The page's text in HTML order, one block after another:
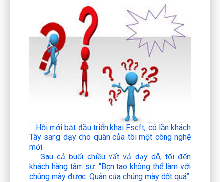
Hồi mới bắt đầu triển khai Fsoft, có lần khách
Tây sang dạy cho quân của tôi một công nghệ
mới.
Sau cả buổi chiều vất vả dạy dỗ, tối đến
khách hàng tâm sự: “Bọn tao không thể làm với
chúng mày được. Quân của chúng mày dốt quá”.